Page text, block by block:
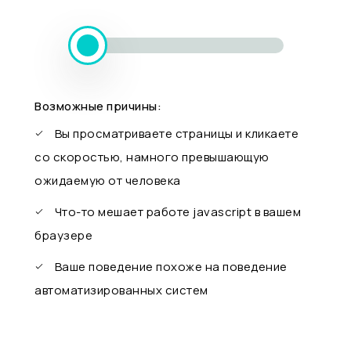
Возможные причины:
Вы просматриваете страницы и кликаете
со скоростью, намного превышающую
ожидаемую от человека
Что-то мешает работе javascript в вашем
браузере
Ваше поведение похоже на поведение
автоматизированных систем